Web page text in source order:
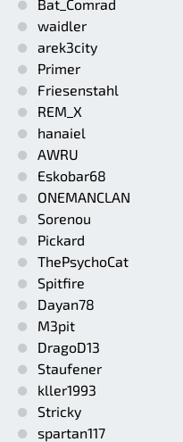
Bat_Comrad
waidler
arek3city
Primer
Friesenstahl
REM_X
hanaiel
AWRU
Eskobar68
ONEMANCLAN
Sorenou
Pickard
ThePsychoCat
Spitfire
Dayan78
M3pit
DragoD13
Staufener
kller1993
Stricky
spartan117